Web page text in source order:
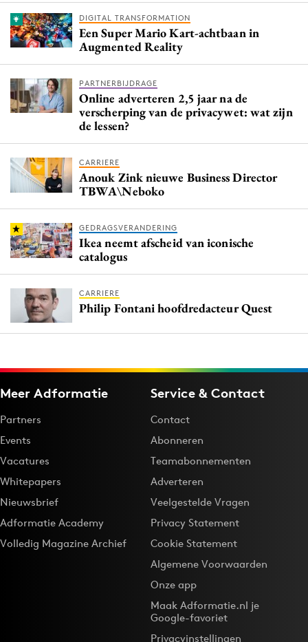
DIGITAL TRANSFORMATION
Een Super Mario Kart-achtbaan in
Augmented Reality
PARTNERBIJDRAGE
Online adverteren 2,5 jaar na de
verscherping van de privacywet: wat zijn
de lessen?
CARRIERE
Anouk Zink nieuwe Business Director
TBWA\Neboko
GEDRAGSVERANDERING
Ikea neemt afscheid van iconische
catalogus
CARRIERE
Philip Fontani hoofdredacteur Quest
Meer Adformatie
Partners
Events
Vacatures
Whitepapers
Nieuwsbrief
Adformatie Academy
Volledig Magazine Archief
Service & Contact
Contact
Abonneren
Teamabonnementen
Adverteren
Veelgestelde Vragen
Privacy Statement
Cookie Statement
Algemene Voorwaarden
Onze app
Maak Adformatie.nl je
Google-favoriet
Privacyinstellingen